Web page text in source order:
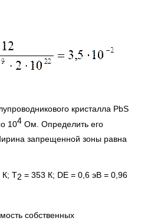
кристалла PbS
104 Ом. Определить его
запрещенной зоны равна
К; Т2 = 353 К; DЕ = 0,6 эВ = 0,96
собственных